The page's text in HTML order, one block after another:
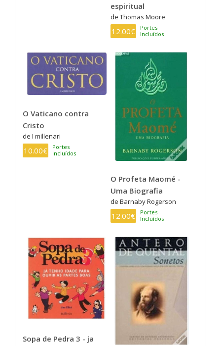
espiritual
de Thomas Moore
12.00€
Portes
Incluídos
O Vaticano contra
Cristo
de I millenari
10.00€
Portes
Incluídos
O Profeta Maomé -
Uma Biografia
de Barnaby Rogerson
12.00€
Portes
Incluídos
Sopa de Pedra 3 - ja